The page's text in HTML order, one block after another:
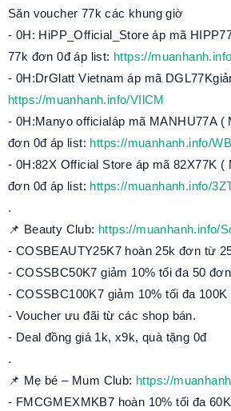
Săn voucher 77k các khung giờ
- 0H: HiPP_Official_Store áp mã
77k đơn 0đ áp list: https://
- 0H:DrGlatt Vietnam áp mã
https://muanhanh.info/VIlCM
- 0H:Manyo officialáp mã MANHU77A (
đơn 0đ áp list: https://muanhanh.info/
- 0H:82X Official Store áp mã 82X77K (
đơn 0đ áp list: https://muanhanh.info/
.
📌 Beauty Club: https://muanhanh.info/
- COSBEAUTY25K7 hoàn 25k đơn từ
- COSSBC50K7 giảm 10% tối đa 50
- COSSBC100K7 giảm 10% tối đa
- Voucher ưu đãi từ các shop bán.
- Deal đồng giá 1k, x9k, quà tặng 0đ
.
📌 Mẹ bé – Mum Club: https://
- FMCGMEXMKB7 hoàn 10% tối đa